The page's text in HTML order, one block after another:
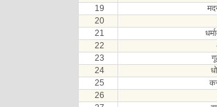
19
20
21
22
23
24
25
26